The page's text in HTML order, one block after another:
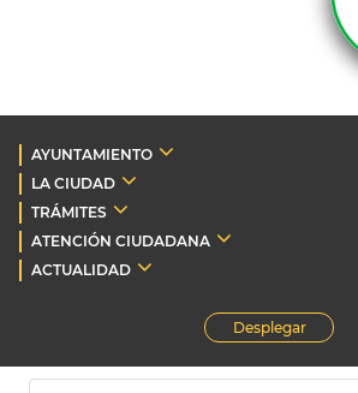
AYUNTAMIENTO
LA CIUDAD
TRÁMITES
ATENCIÓN CIUDADANA
ACTUALIDAD
Desplegar